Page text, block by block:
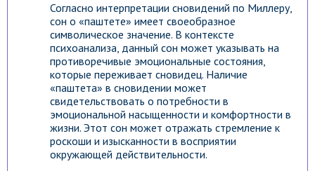
Согласно интерпретации сновидений по Миллеру,
сон о «паштете» имеет своеобразное
символическое значение. В контексте
психоанализа, данный сон может указывать на
противоречивые эмоциональные состояния,
которые переживает сновидец. Наличие
«паштета» в сновидении может
свидетельствовать о потребности в
эмоциональной насыщенности и комфортности в
жизни. Этот сон может отражать стремление к
роскоши и изысканности в восприятии
окружающей действительности.